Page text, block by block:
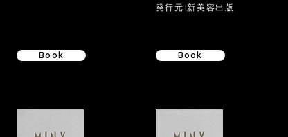
Book
発行元:新美容出版
Book